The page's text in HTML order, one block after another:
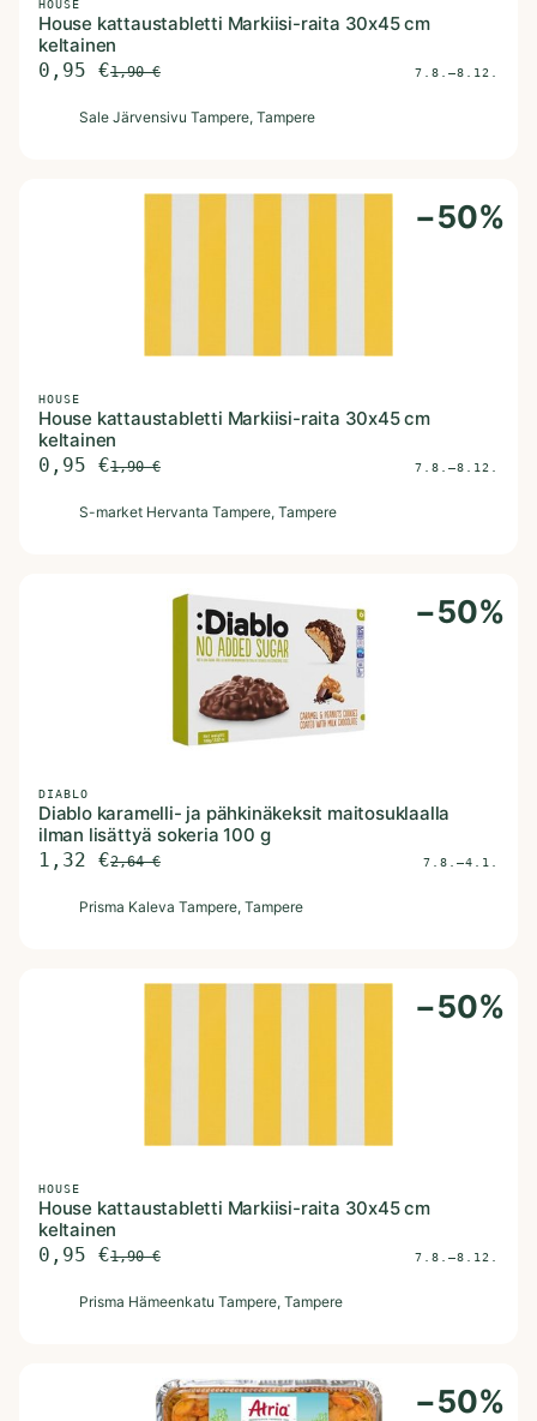
HOUSE
House kattaustabletti Markiisi-raita 30x45 cm
keltainen
0,95 €1,90€ 7.8.–8.12.
Sale Järvensivu Tampere, Tampere
−50%
HOUSE
House kattaustabletti Markiisi-raita 30x45 cm
keltainen
0,95 €1,90€ 7.8.–8.12.
S-market Hervanta Tampere, Tampere
−50%
DIABLO
Diablo karamelli- ja pähkinäkeksit maitosuklaalla
ilman lisättyä sokeria 100 g
1,32 €2,64€ 7.8.–4.1.
Prisma Kaleva Tampere, Tampere
−50%
HOUSE
House kattaustabletti Markiisi-raita 30x45 cm
keltainen
0,95 €1,90€ 7.8.–8.12.
Prisma Hämeenkatu Tampere, Tampere
−50%